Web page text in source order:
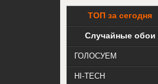
ТОП за сегодня
Случайные обои
ГОЛОСУЕМ
HI-TECH